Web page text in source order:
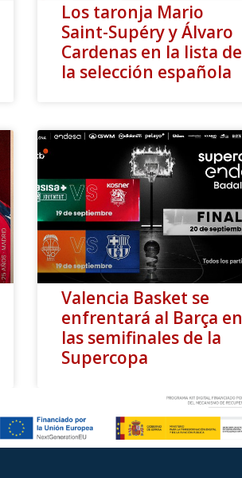
Los taronja Mario
Saint-Supéry y Álvaro
Cardenas en la lista de
la selección española
Valencia Basket se
enfrentará al Barça en
las semifinales de la
Supercopa